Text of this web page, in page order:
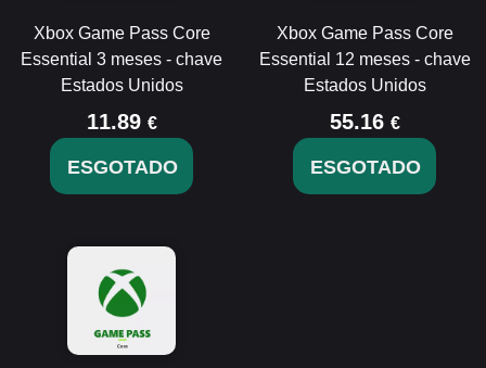
Xbox Game Pass Core
Essential 3 meses - chave
Estados Unidos
11.89 €
ESGOTADO
Xbox Game Pass Core
Essential 12 meses - chave
Estados Unidos
55.16 €
ESGOTADO